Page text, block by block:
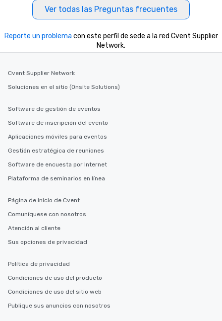
Ver todas las Preguntas frecuentes
Reporte un problema con este perfil de sede a la red Cvent Supplier
Network.
Cvent Supplier Network
Soluciones en el sitio (Onsite Solutions)
Software de gestión de eventos
Software de inscripción del evento
Aplicaciones móviles para eventos
Gestión estratégica de reuniones
Software de encuesta por Internet
Plataforma de seminarios en línea
Página de inicio de Cvent
Comuníquese con nosotros
Atención al cliente
Sus opciones de privacidad
Política de privacidad
Condiciones de uso del producto
Condiciones de uso del sitio web
Publique sus anuncios con nosotros